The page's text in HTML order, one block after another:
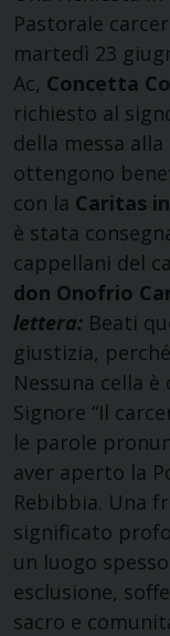
Pastorale
martedì 23
Ac, Concetta
richiesto al
della messa
ottengono
con la Caritas
è stata
cappellani del
don Onofrio
lettera: Beati
giustizia,
Nessuna cella
Signore “Il
le parole
aver aperto la
Rebibbia. Una
significato
un luogo
esclusione,
sacro e